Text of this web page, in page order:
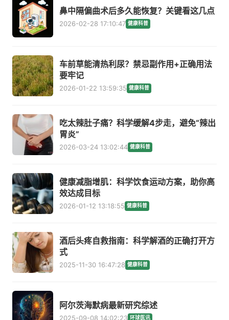
鼻中隔偏曲术后多久能恢复？关键看这几点
2026-02-28 17:10:47 健康科普
车前草能清热利尿？禁忌副作用+正确用法
要牢记
2026-01-22 13:59:35 健康科普
吃太辣肚子痛？科学缓解4步走，避免“辣出
胃炎”
2026-03-24 13:02:44 健康科普
健康减脂增肌：科学饮食运动方案，助你高
效达成目标
2026-01-12 13:18:55 健康科普
酒后头疼自救指南：科学解酒的正确打开方
式
2025-11-30 16:47:28 健康科普
阿尔茨海默病最新研究综述
2025-09-08 14:02:23 环球医讯